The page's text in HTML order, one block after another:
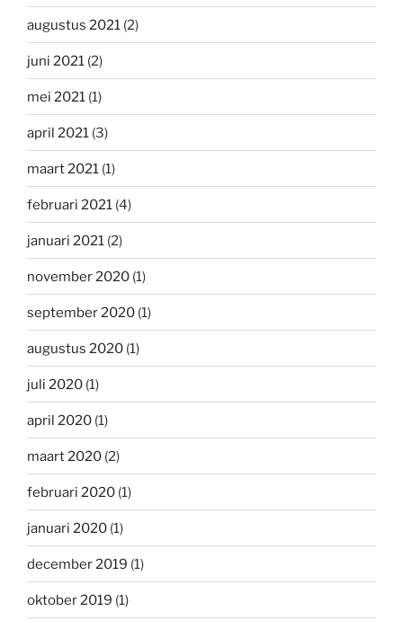
augustus 2021 (2)
juni 2021 (2)
mei 2021 (1)
april 2021 (3)
maart 2021 (1)
februari 2021 (4)
januari 2021 (2)
november 2020 (1)
september 2020 (1)
augustus 2020 (1)
juli 2020 (1)
april 2020 (1)
maart 2020 (2)
februari 2020 (1)
januari 2020 (1)
december 2019 (1)
oktober 2019 (1)